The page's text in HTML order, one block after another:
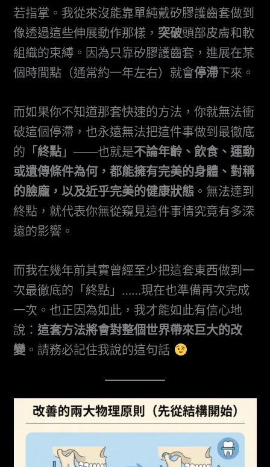
若指掌。我從來沒能靠單純戴矽膠護齒套做到
像透過這些伸展動作那樣， 突破頭部皮膚和軟
組織的束縛。因為只靠矽膠護齒套，進展在某
個時間點（通常約一年左右）就會停滯下來。
而如果你不知道那套快速的方法，你就無法衝
破這個停滯，也永遠無法把這件事做到最徹底
的「終點 」——也就是不論年齡、飲食、運動
或遺傳條件為何，都能擁有完美的身體、對稱
的臉龐，以及近乎完美的健康狀態 。無法達到
終點，就代表你無從窺見這件事情究竟有多深
遠的影響。
而我在幾年前其實曾經至少把這套東西做到一
次最徹底的「終點」……現在也準備再次完成
一次。也正因為如此，我才能如此有信心地
說：這套方法將會對整個世界帶來巨大的改
變 。請務必記住我說的這句話